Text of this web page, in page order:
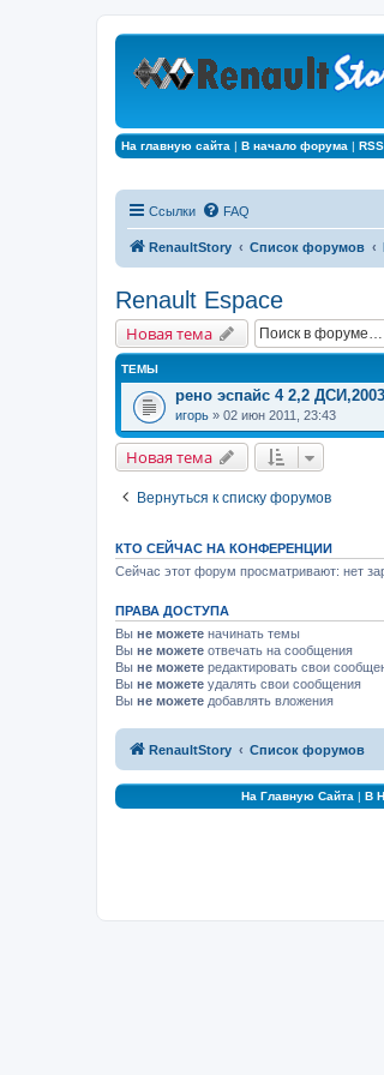
На главную сайта | В начало форума | RSS
Ссылки FAQ
RenaultStory Список форумов
Renault Espace
Новая тема
ТЕМЫ
рено эспайс 4 2,2 ДСИ,2003
игорь » 02 июн 2011, 23:43
Новая тема
Вернуться к списку форумов
КТО СЕЙЧАС НА КОНФЕРЕНЦИИ
Сейчас этот форум просматривают: нет
ПРАВА ДОСТУПА
Вы не можете начинать темы
Вы не можете отвечать на сообщения
Вы не можете редактировать свои
Вы не можете удалять свои сообщения
Вы не можете добавлять вложения
RenaultStory Список форумов
На Главную Сайта | В